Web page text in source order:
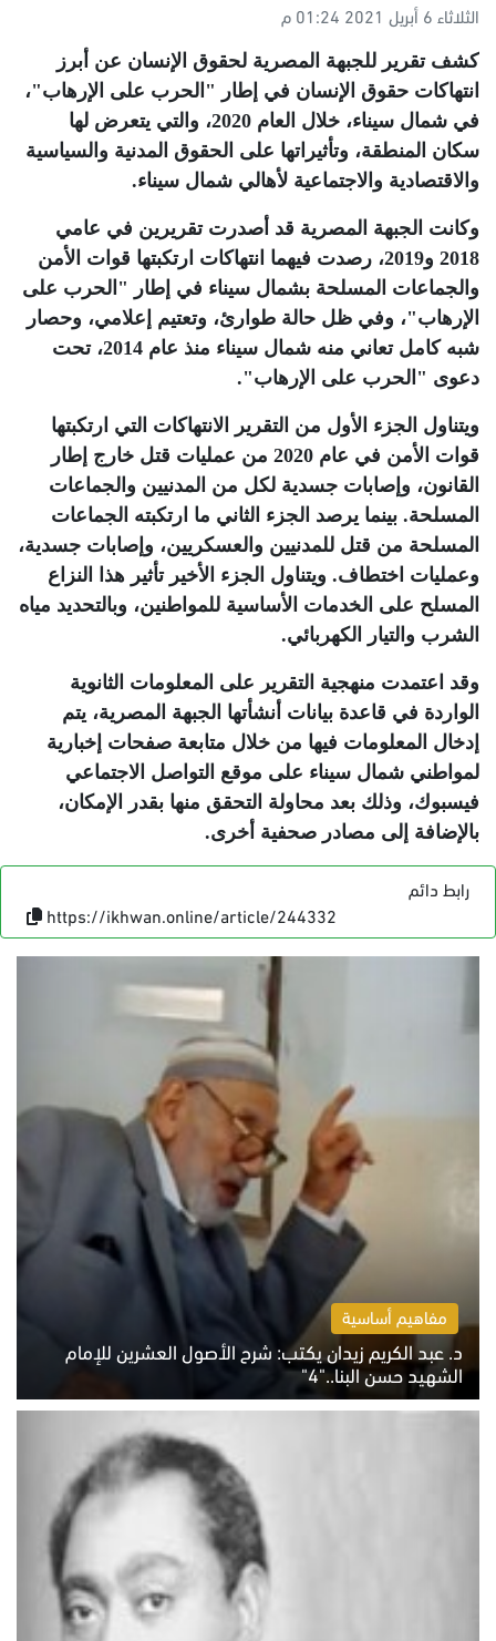
الثلاثاء 6 أبريل 2021 01:24 م
كشف تقرير للجبهة المصرية لحقوق الإنسان عن أبرز
انتهاكات حقوق الإنسان في إطار "الحرب على الإرهاب"،
في شمال سيناء، خلال العام 2020، والتي يتعرض لها
سكان المنطقة، وتأثيراتها على الحقوق المدنية والسياسية
والاقتصادية والاجتماعية لأهالي شمال سيناء.
وكانت الجبهة المصرية قد أصدرت تقريرين في عامي
2018 و2019، رصدت فيهما انتهاكات ارتكبتها قوات الأمن
والجماعات المسلحة بشمال سيناء في إطار "الحرب على
الإرهاب"، وفي ظل حالة طوارئ، وتعتيم إعلامي، وحصار
شبه كامل تعاني منه شمال سيناء منذ عام 2014، تحت
دعوى "الحرب على الإرهاب".
ويتناول الجزء الأول من التقرير الانتهاكات التي ارتكبتها
قوات الأمن في عام 2020 من عمليات قتل خارج إطار
القانون، وإصابات جسدية لكل من المدنيين والجماعات
المسلحة. بينما يرصد الجزء الثاني ما ارتكبته الجماعات
المسلحة من قتل للمدنيين والعسكريين، وإصابات جسدية،
وعمليات اختطاف. ويتناول الجزء الأخير تأثير هذا النزاع
المسلح على الخدمات الأساسية للمواطنين، وبالتحديد مياه
الشرب والتيار الكهربائي.
وقد اعتمدت منهجية التقرير على المعلومات الثانوية
الواردة في قاعدة بيانات أنشأتها الجبهة المصرية، يتم
إدخال المعلومات فيها من خلال متابعة صفحات إخبارية
لمواطني شمال سيناء على موقع التواصل الاجتماعي
فيسبوك، وذلك بعد محاولة التحقق منها بقدر الإمكان،
بالإضافة إلى مصادر صحفية أخرى.
رابط دائم
https://ikhwan.online/article/244332
مفاهيم أساسية
د. عبد الكريم زيدان يكتب: شرح الأصول العشرين للإمام
الشهيد حسن البنا.."4"
الخميس 6 أغسطس 2026 10:27 ص